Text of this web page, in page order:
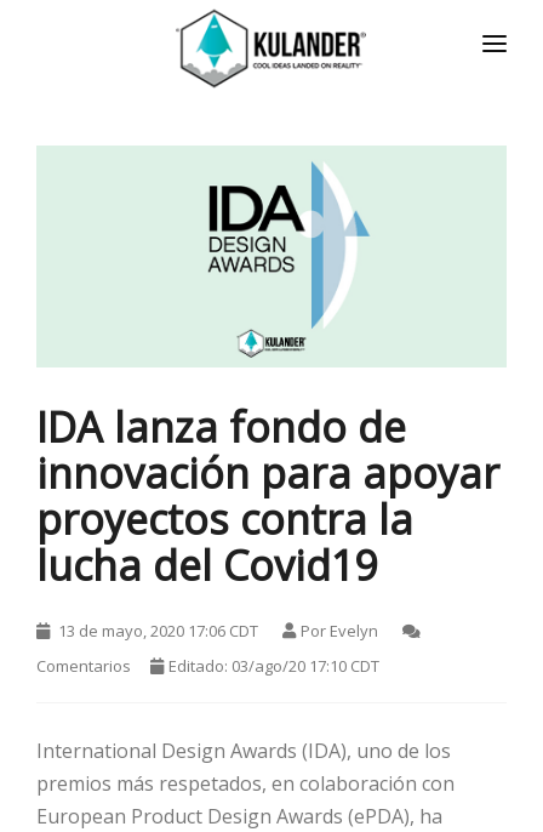
NOTICIAS
HOT
HOT
CONTACTO
ENGLISH
IDA lanza fondo de
innovación para apoyar
proyectos contra la
lucha del Covid19
13 de mayo, 2020 17:06 CDT Por Evelyn
Comentarios
Editado: 03/ago/20 17:10 CDT
International Design Awards (IDA), uno de los
premios más respetados, en colaboración con
European Product Design Awards (ePDA), ha